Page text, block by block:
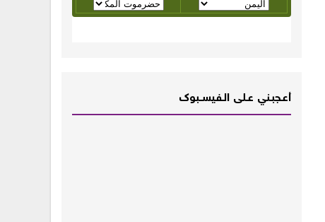
أعـــجبــني عـــلى الــفــيســــبوك